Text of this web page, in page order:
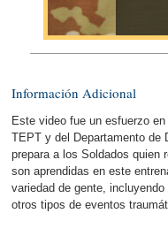
Información Adicional
Este video fue un esfuerzo
TEPT y del Departamento de
prepara a los Soldados quien
son aprendidas en este
variedad de gente,
otros tipos de eventos